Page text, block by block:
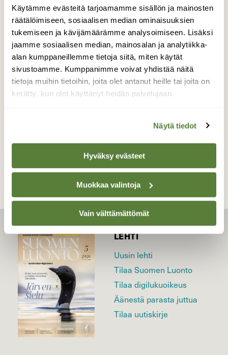
Käytämme evästeitä tarjoamamme sisällön ja mainosten
räätälöimiseen, sosiaalisen median ominaisuuksien
tukemiseen ja kävijämäärämme analysoimiseen. Lisäksi
jaamme sosiaalisen median, mainosalan ja analytiikka-
alan kumppaneillemme tietoja siitä, miten käytät
sivustoamme. Kumppanimme voivat yhdistää näitä
tietoja muihin tietoihin, joita olet antanut heille tai joita on
kerätty, kun olet käyttänyt heidän palvelujaan.
Näytä tiedot
Hyväksy evästeet
Muokkaa valintoja
Vain välttämättömät
Tunturikihu
1.7. tunturikihu viivähti lepäilykivellään.
Valokuvaaja: Tuukka Pahtamaa, Utsjoki 1.7.2026
TAKAISIN LISTAAN
LEHTI
Uusin lehti
Tilaa Suomen Luonto
Tilaa digilukuoikeus
Äänestä parasta juttua
Tilaa uutiskirje